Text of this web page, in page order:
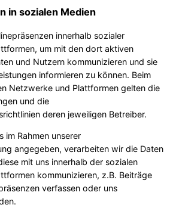
in sozialen Medien
innerhalb sozialer
um mit den dort aktiven
und Nutzern kommunizieren und sie
informieren zu können. Beim
Netzwerke und Plattformen gelten die
und die
deren jeweiligen Betreiber.
im Rahmen unserer
angegeben, verarbeiten wir die Daten
mit uns innerhalb der sozialen
kommunizieren, z.B. Beiträge
verfassen oder uns